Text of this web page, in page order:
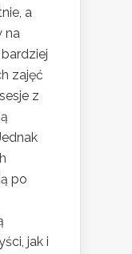
a
na
zajęć
z
po
jak i